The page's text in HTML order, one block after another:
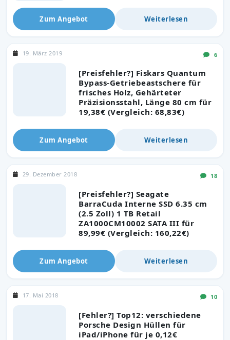
Zum Angebot Weiterlesen
[Preisfehler?] Fiskars Quantum
Bypass-Getriebeastschere für
frisches Holz, Gehärteter
Präzisionsstahl, Länge 80 cm für
19,38€ (Vergleich: 68,83€)
19. März 2019 6
Zum Angebot Weiterlesen
[Preisfehler?] Seagate
BarraCuda Interne SSD 6.35 cm
(2.5 Zoll) 1 TB Retail
ZA1000CM10002 SATA III für
89,99€ (Vergleich: 160,22€)
29. Dezember 2018 18
Zum Angebot Weiterlesen
[Fehler?] Top12: verschiedene
Porsche Design Hüllen für
iPad/iPhone für je 0,12€
17. Mai 2018 10